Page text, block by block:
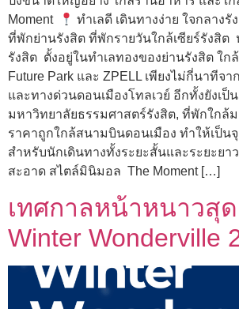
Moment
ทำเลดี เดินทางง่าย ใจกลางรั
ที่พักย่านรังสิต ที่พักรายวันใกล้เซียร์รังสิต
รังสิต ตั้งอยู่ในทำเลทองของย่านรังสิต ใ
Future Park และ ZPELL เพียงไม่กี่นาทีจ
และทางด่วนดอนเมืองโทลเวย์ อีกทั้งยังเป็
มหาวิทยาลัยธรรมศาสตร์รังสิต, ที่พักใกล้
ราคาถูกใกล้สนามบินดอนเมือง ทำให้เป็น
สำหรับนักเดินทางทั้งระยะสั้นและระยะย
สะอาด สไตล์มินิมอล The Moment […]
เทศกาลหน้าหนาวสุ
Winter Wonderville